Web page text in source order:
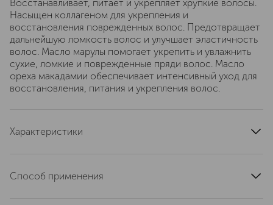
Восстанавливает, питает и укрепляет хрупкие волосы.
Насыщен коллагеном для укрепления и
восстановления поврежденных волос. Предотвращает
дальнейшую ломкость волос и улучшает эластичность
волос. Масло марулы помогает укрепить и увлажнить
сухие, ломкие и поврежденные пряди волос. Масло
ореха макадамии обеспечивает интенсивный уход для
восстановления, питания и укрепления волос.
Характеристики
тип кожи
Способ применения